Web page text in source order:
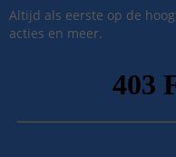
Altijd als eerste op de
acties en meer.